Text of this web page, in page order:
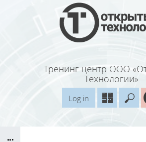
Skip to main content
Тренинг центр ООО
Технологии»
Log in